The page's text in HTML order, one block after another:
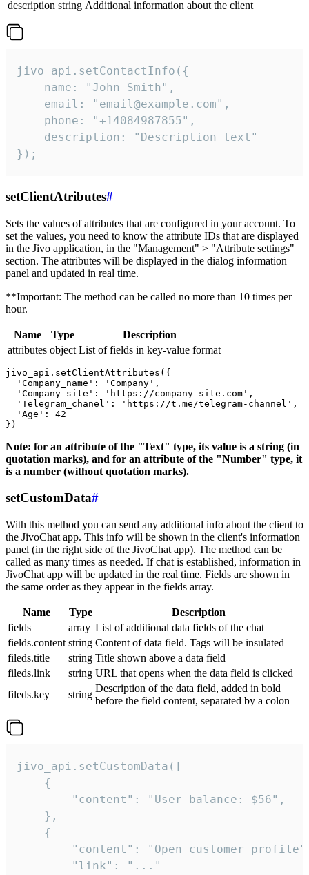
description string Additional information about the client
jivo_api.setContactInfo({
    name: "John Smith",
    email: "email@example.com",
    phone: "+14084987855",
    description: "Description text"
});
setClientAtributes#
Sets the values ​​of attributes that are configured in your account. To
set the values, you need to know the attribute IDs that are displayed
in the Jivo application, in the "Management" > "Attribute settings"
section. The attributes will be displayed in the dialog information
panel and updated in real time.
**Important: The method can be called no more than 10 times per
hour.
Name Type
Description
attributes object List of fields in key-value format
jivo_api.setClientAttributes({
  'Company_name': 'Company',
  'Company_site': 'https://company-site.com',
  'Telegram_chanel': 'https://t.me/telegram-channel',
  'Age': 42
Note: for an attribute of the "Text" type, its value is a string (in
quotation marks), and for an attribute of the "Number" type, it
is a number (without quotation marks).
setCustomData#
With this method you can send any additional info about the client to
the JivoChat app. This info will be shown in the client's information
panel (in the right side of the JivoChat app). The method can be
called as many times as needed. If chat is established, information in
JivoChat app will be updated in the real time. Fields are shown in
the same order as they appear in the fields array.
Name Type
Description
fields
array List of additional data fields of the chat
fields.content string Content of data field. Tags will be insulated
fileds.title
string Title shown above a data field
fileds.link
string URL that opens when the data field is clicked
fileds.key
string
Description of the data field, added in bold
before the field content, separated by a colon
jivo_api.setCustomData([
    {
        "content": "User balance: $56",
    },
    {
"content": "Open customer
        "link": "..."